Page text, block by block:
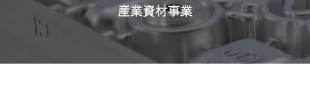
産業資材事業